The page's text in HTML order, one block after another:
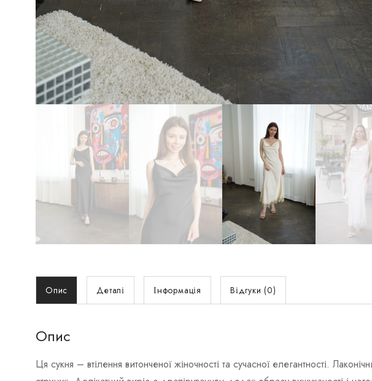
Опис Деталі Інформація Відгуки (0)
Опис
Ця сукня – втілення витонченої жіночності та сучасної елегантності.